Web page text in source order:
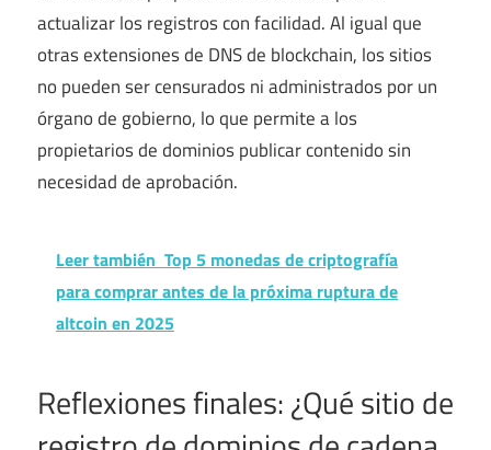
actualizar los registros con facilidad. Al igual que
otras extensiones de DNS de blockchain, los sitios
no pueden ser censurados ni administrados por un
órgano de gobierno, lo que permite a los
propietarios de dominios publicar contenido sin
necesidad de aprobación.
Leer también Top 5 monedas de criptografía
para comprar antes de la próxima ruptura de
altcoin en 2025
Reflexiones finales: ¿Qué sitio de